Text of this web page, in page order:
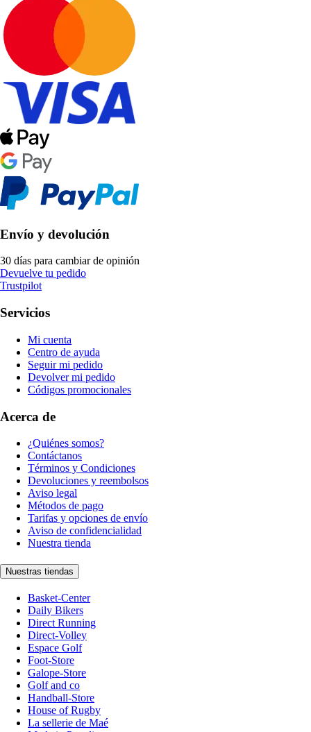
Envío y devolución
30 días para cambiar de opinión
Devuelve tu pedido
Trustpilot
Servicios
Mi cuenta
Centro de ayuda
Seguir mi pedido
Devolver mi pedido
Códigos promocionales
Acerca de
¿Quiénes somos?
Contáctanos
Términos y Condiciones
Devoluciones y reembolsos
Aviso legal
Métodos de pago
Tarifas y opciones de envío
Aviso de confidencialidad
Nuestra tienda
Nuestras tiendas
Basket-Center
Daily Bikers
Direct Running
Direct-Volley
Espace Golf
Foot-Store
Galope-Store
Golf and co
Handball-Store
House of Rugby
La sellerie de Maé